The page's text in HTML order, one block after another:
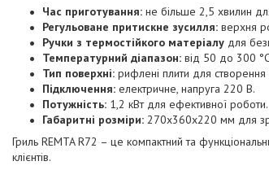
Час приготування: не більше 2,5 хвилин
Регульоване притискне зусилля: верхня
Ручки з термостійкого матеріалу для
Температурний діапазон: від 50 до 300 °С
Тип поверхні: рифлені плити для
Підключення: електричне, напруга 220 В.
Потужність: 1,2 кВт для ефективної роботи.
Габаритні розміри: 270х360х220 мм для
Гриль REMTA R72 – це компактний та
клієнтів.